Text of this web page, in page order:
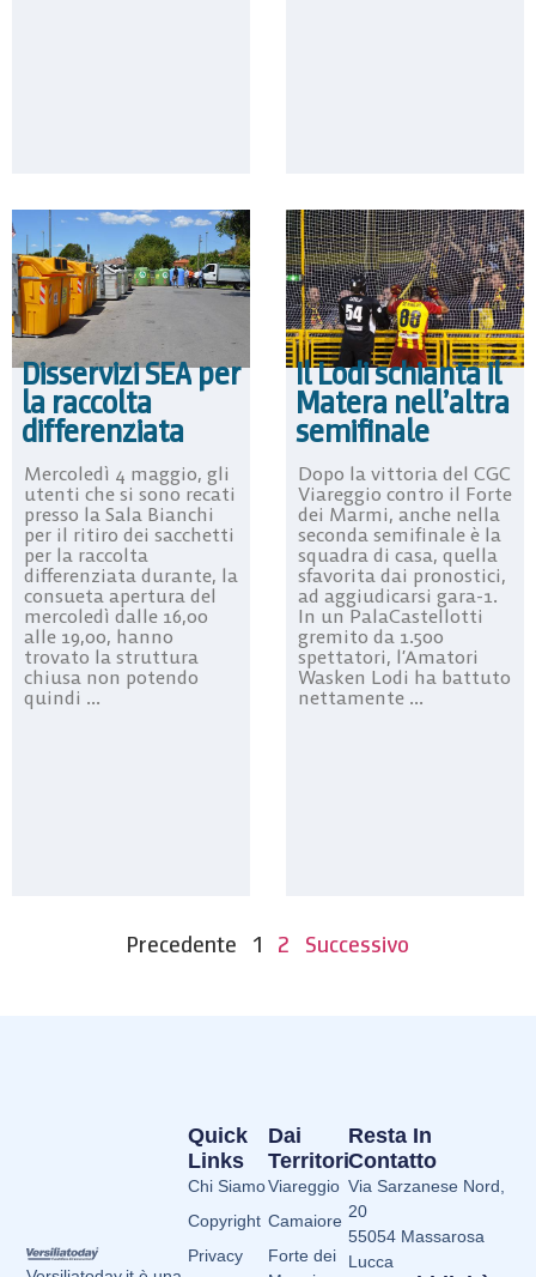
Disservizi SEA per
la raccolta
differenziata
Mercoledì 4 maggio, gli
utenti che si sono recati
presso la Sala Bianchi
per il ritiro dei sacchetti
per la raccolta
differenziata durante, la
consueta apertura del
mercoledì dalle 16,00
alle 19,00, hanno
trovato la struttura
chiusa non potendo
quindi ...
Il Lodi schianta il
Matera nell’altra
semifinale
Dopo la vittoria del CGC
Viareggio contro il Forte
dei Marmi, anche nella
seconda semifinale è la
squadra di casa, quella
sfavorita dai pronostici,
ad aggiudicarsi gara-1.
In un PalaCastellotti
gremito da 1.500
spettatori, l’Amatori
Wasken Lodi ha battuto
nettamente ...
Precedente 1 2 Successivo
Dai
Territori
Viareggio
Camaiore
Forte dei
Quick
Links
Chi Siamo
Copyright
Privacy
Resta In
Contatto
Via Sarzanese Nord,
20
55054 Massarosa
Lucca